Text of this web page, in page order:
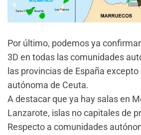
Por último, podemos ya
3D en todas las comunidades
las provincias de España excepto
autónoma de Ceuta.
A destacar que ya hay salas en
Lanzarote, islas no capitales de
Respecto a comunidades